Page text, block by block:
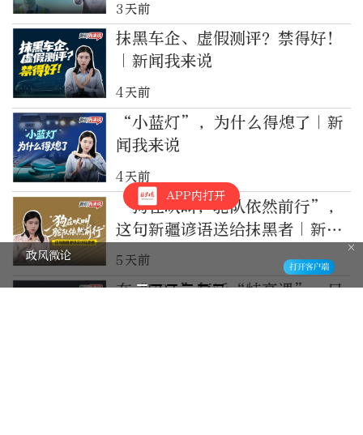
3天前
抹黑车企、虚假测评？禁得好！
｜新闻我来说
4天前
“小蓝灯”，为什么得熄了｜新
闻我来说
4天前
“狗在吠叫，驼队依然前行”，
这句新疆谚语送给抹黑者｜新闻
我来说
5天前
在“731”复活“特高课”，日
APP内打开
政风微论